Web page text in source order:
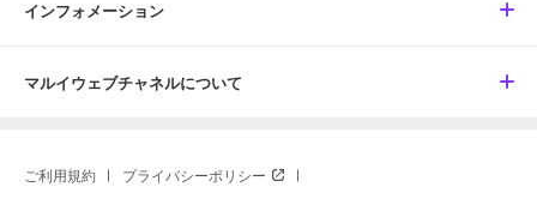
インフォメーション
マルイウェブチャネルについて
ご利用規約 プライバシーポリシー